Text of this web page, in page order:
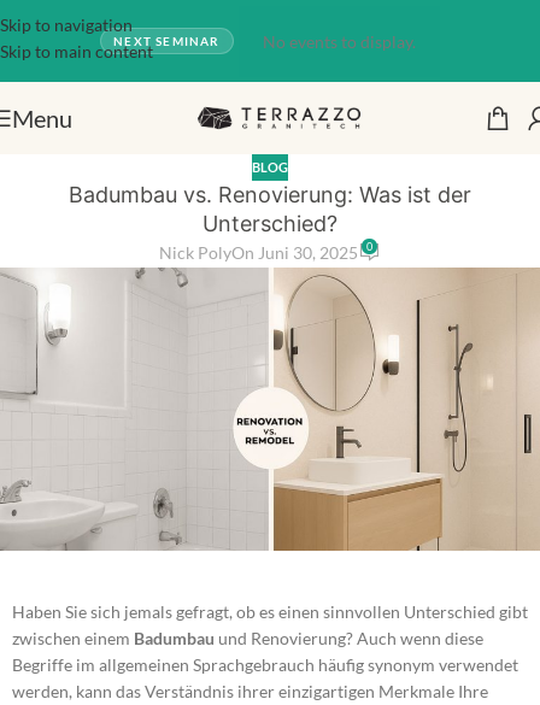
Skip to navigation
Skip to main contentNEXT SEMINAR No events to display.
Menu
BLOG
Badumbau vs. Renovierung: Was ist der
Unterschied?
Nick PolyOn Juni 30, 2025 0
Haben Sie sich jemals gefragt, ob es einen sinnvollen Unterschied gibt
zwischen einem Badumbau und Renovierung? Auch wenn diese
Begriffe im allgemeinen Sprachgebrauch häufig synonym verwendet
werden, kann das Verständnis ihrer einzigartigen Merkmale Ihre